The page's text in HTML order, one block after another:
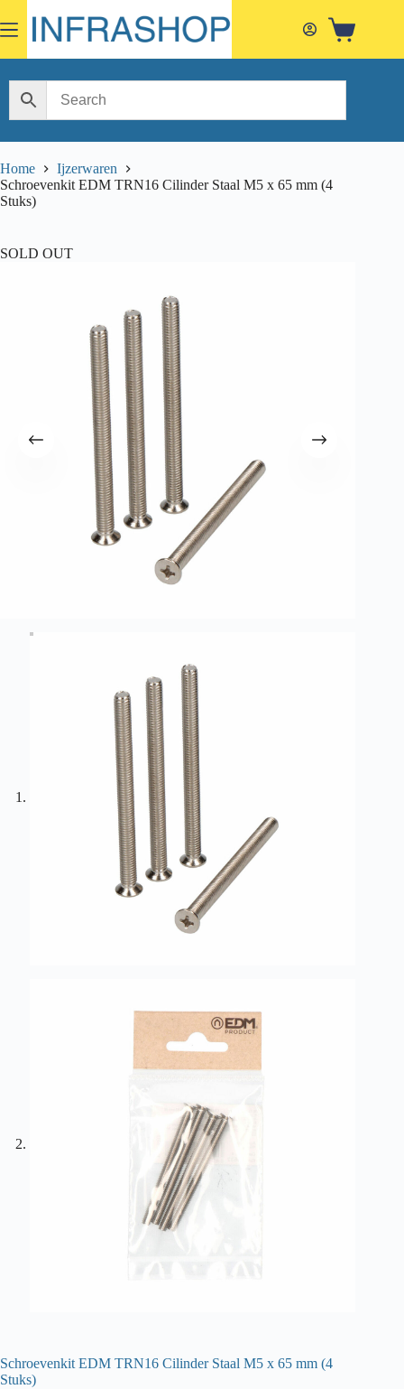
to
content
Shopping
Home
Ijzerwaren
Schroevenkit EDM TRN16 Cilinder Staal M5 x 65 mm (4
Stuks)
SOLD OUT
Schroevenkit EDM TRN16 Cilinder Staal M5 x 65 mm (4
Stuks)